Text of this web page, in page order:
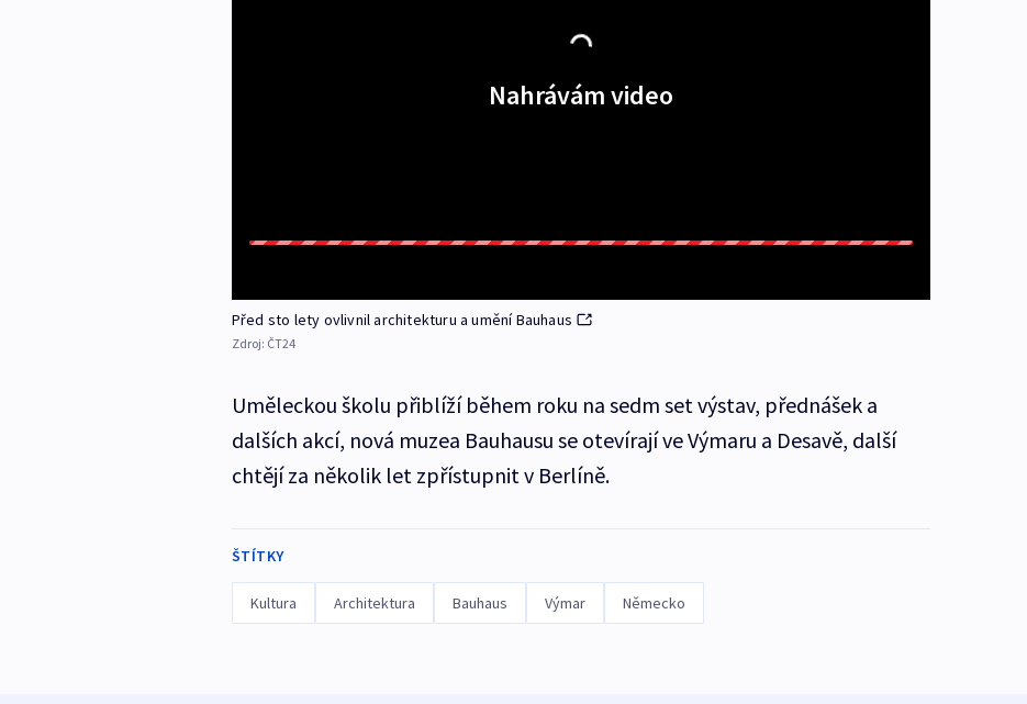
Nahrávám video
Před sto lety ovlivnil architekturu a umění Bauhaus
Zdroj: ČT24
Uměleckou školu přiblíží během roku na sedm set výstav, přednášek a
dalších akcí, nová muzea Bauhausu se otevírají ve Výmaru a Desavě, další
chtějí za několik let zpřístupnit v Berlíně.
ŠTÍTKY
Kultura Architektura Bauhaus Výmar Německo